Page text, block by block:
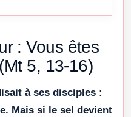
: Vous êtes
5, 13-16)
à ses disciples :
Mais si le sel devient